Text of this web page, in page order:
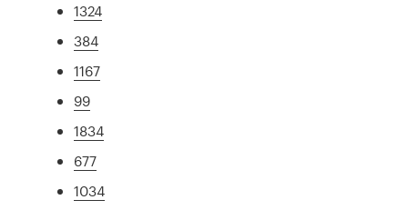
1324
384
1167
99
1834
677
1034